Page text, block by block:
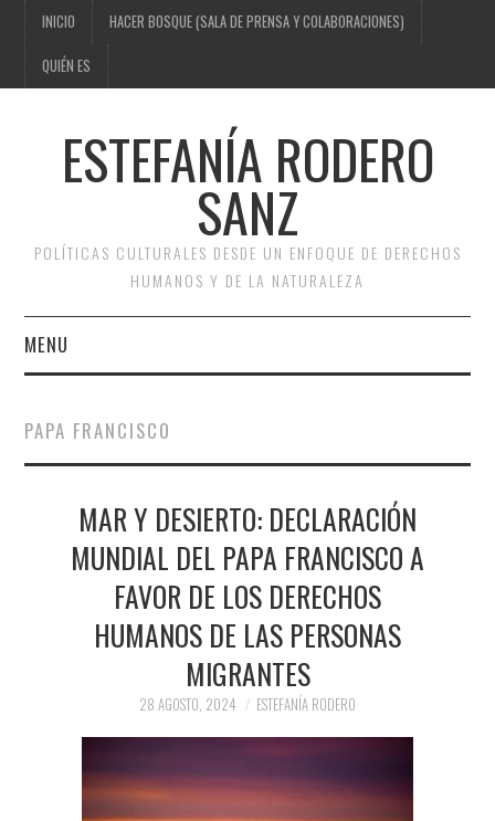
INICIO HACER BOSQUE (SALA DE PRENSA Y COLABORACIONES)
QUIÉN ES
ESTEFANÍA RODERO
SANZ
POLÍTICAS CULTURALES DESDE UN ENFOQUE DE DERECHOS
HUMANOS Y DE LA NATURALEZA
MENU
HACER BOSQUE (SALA DE
PRENSA Y
COLABORACIONES)
QUIÉN ES
PAPA FRANCISCO
MAR Y DESIERTO: DECLARACIÓN
MUNDIAL DEL PAPA FRANCISCO A
FAVOR DE LOS DERECHOS
HUMANOS DE LAS PERSONAS
MIGRANTES
28 AGOSTO, 2024 ESTEFANÍA RODERO